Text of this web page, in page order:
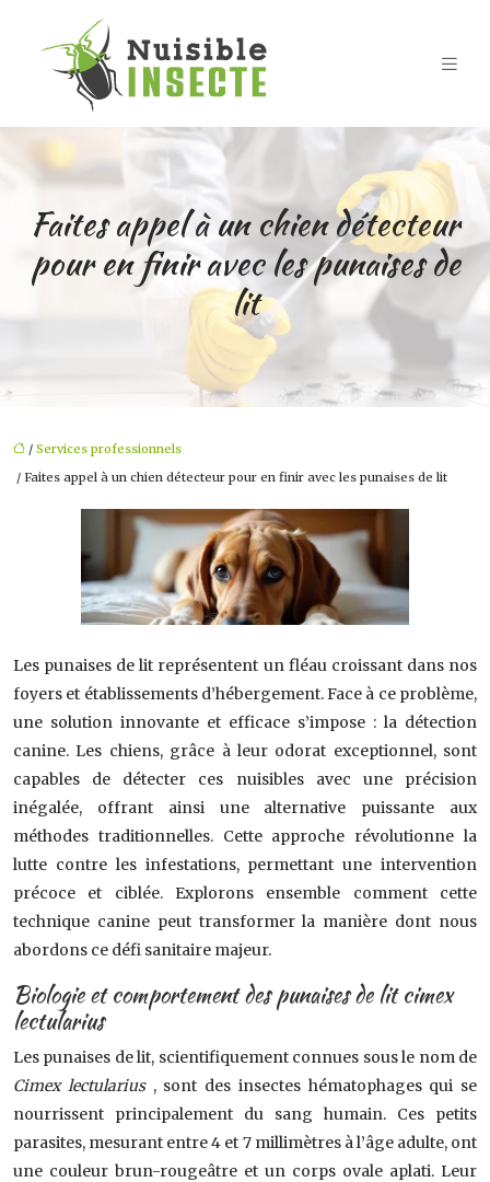
Faites appel à un chien détecteur
pour en finir avec les punaises de
lit
/ Services professionnels
/ Faites appel à un chien détecteur pour en finir avec les punaises de lit
Les punaises de lit représentent un fléau croissant dans nos
foyers et établissements d’hébergement. Face à ce problème,
une solution innovante et efficace s’impose : la détection
canine. Les chiens, grâce à leur odorat exceptionnel, sont
capables de détecter ces nuisibles avec une précision
inégalée, offrant ainsi une alternative puissante aux
méthodes traditionnelles. Cette approche révolutionne la
lutte contre les infestations, permettant une intervention
précoce et ciblée. Explorons ensemble comment cette
technique canine peut transformer la manière dont nous
abordons ce défi sanitaire majeur.
Biologie et comportement des punaises de lit cimex
lectularius
Les punaises de lit, scientifiquement connues sous le nom de
Cimex lectularius , sont des insectes hématophages qui se
nourrissent principalement du sang humain. Ces petits
parasites, mesurant entre 4 et 7 millimètres à l’âge adulte, ont
une couleur brun-rougeâtre et un corps ovale aplati. Leur